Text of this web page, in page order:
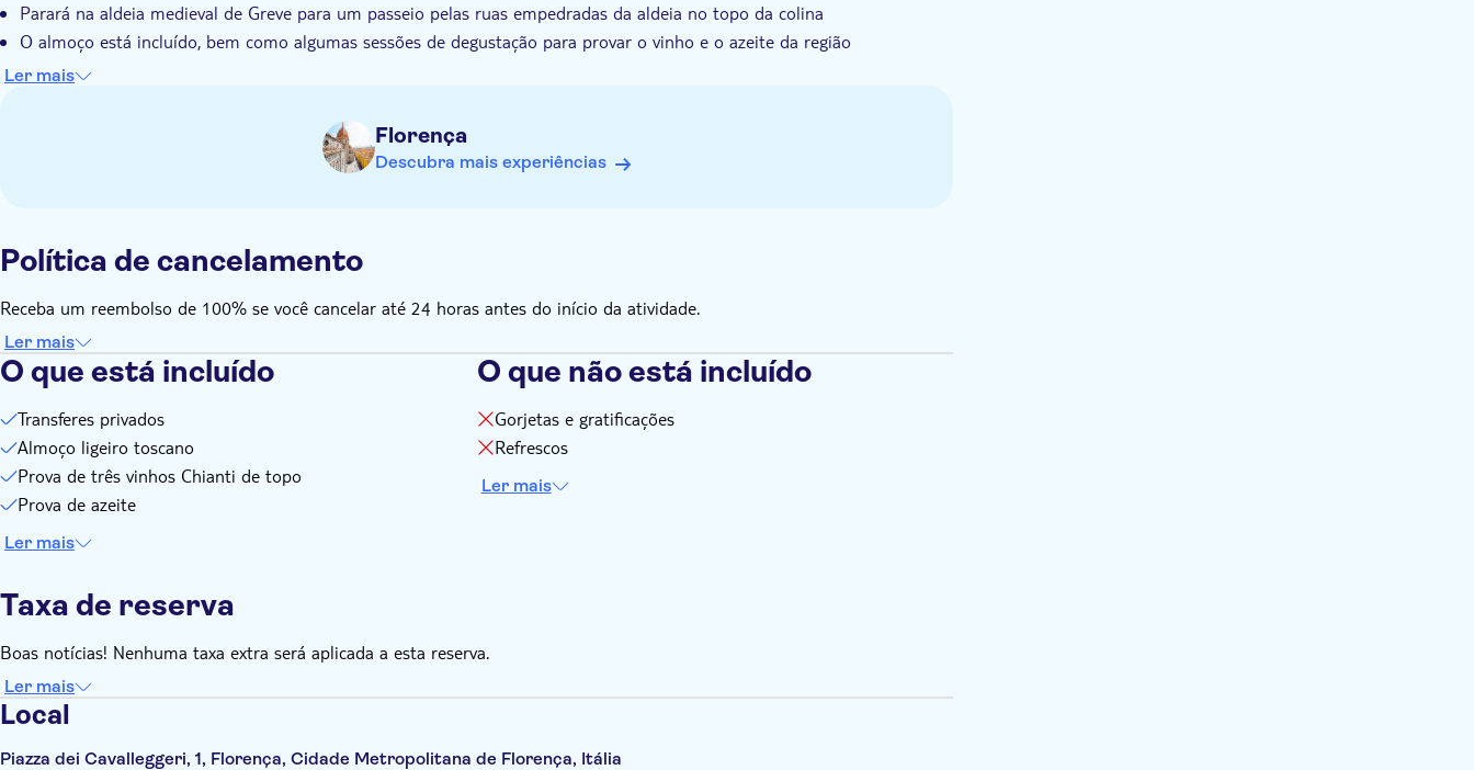
Parará na aldeia medieval de Greve para um passeio pelas ruas empedradas da aldeia no topo da colina
O almoço está incluído, bem como algumas sessões de degustação para provar o vinho e o azeite da região
Este tour é conduzido por um especialista em Toscana que conhece a área, a sua cultura e os seus produtos por dentro
Ler mais
Florença
Descubra mais experiências
Política de cancelamento
Receba um reembolso de 100% se você cancelar até 24 horas antes do início da atividade.
Ler mais
O que está incluído
Transferes privados
Almoço ligeiro toscano
Prova de três vinhos Chianti de topo
Prova de azeite
Ler mais
O que não está incluído
Gorjetas e gratificações
Refrescos
Ler mais
Taxa de reserva
Boas notícias! Nenhuma taxa extra será aplicada a esta reserva.
Ler mais
Local
Piazza dei Cavalleggeri, 1, Florença, Cidade Metropolitana de Florença, Itália